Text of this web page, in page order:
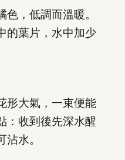
，低調而溫暖。
的葉片，水中加少
形大氣，一束便能
：收到後先深水醒
水。